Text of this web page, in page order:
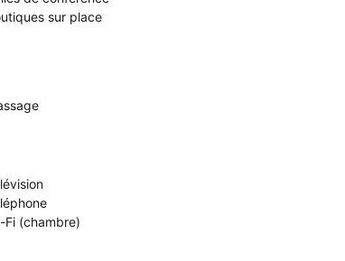
sur place
Fi (chambre)